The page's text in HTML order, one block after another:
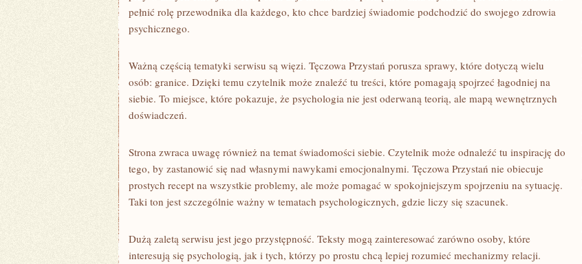
pełnić rolę przewodnika dla każdego, kto chce bardziej świadomie podchodzić do swojego zdrowia
psychicznego.
Ważną częścią tematyki serwisu są więzi. Tęczowa Przystań porusza sprawy, które dotyczą wielu
osób: granice. Dzięki temu czytelnik może znaleźć tu treści, które pomagają spojrzeć łagodniej na
siebie. To miejsce, które pokazuje, że psychologia nie jest oderwaną teorią, ale mapą wewnętrznych
doświadczeń.
Strona zwraca uwagę również na temat świadomości siebie. Czytelnik może odnaleźć tu inspirację do
tego, by zastanowić się nad własnymi nawykami emocjonalnymi. Tęczowa Przystań nie obiecuje
prostych recept na wszystkie problemy, ale może pomagać w spokojniejszym spojrzeniu na sytuację.
Taki ton jest szczególnie ważny w tematach psychologicznych, gdzie liczy się szacunek.
Dużą zaletą serwisu jest jego przystępność. Teksty mogą zainteresować zarówno osoby, które
interesują się psychologią, jak i tych, którzy po prostu chcą lepiej rozumieć mechanizmy relacji.